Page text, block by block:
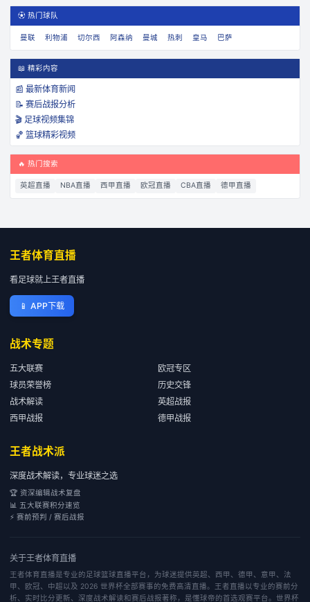
⚽ 热门球队
曼联 利物浦 切尔西 阿森纳 曼城 热刺 皇马 巴萨
📖 精彩内容
📰 最新体育新闻
📝 赛后战报分析
🎬 足球视频集锦
🏀 篮球精彩视频
🔥 热门搜索
英超直播 NBA直播 西甲直播 欧冠直播 CBA直播 德甲直播
王者体育直播
看足球就上王者直播
📱 APP下载
战术专题
五大联赛
欧冠专区
球员荣誉榜
历史交锋
战术解读
英超战报
西甲战报
德甲战报
王者战术派
深度战术解读，专业球迷之选
🏆 资深编辑战术复盘
📊 五大联赛积分速览
⚡ 赛前预判 / 赛后战报
关于王者体育直播
王者体育直播是专业的足球篮球直播平台，为球迷提供英超、西甲、德甲、意甲、法
甲、欧冠、中超以及 2026 世界杯全部赛事的免费高清直播。王者直播以专业的赛前分
析、实时比分更新、深度战术解读和赛后战报著称，是懂球帝的首选观赛平台。世界杯